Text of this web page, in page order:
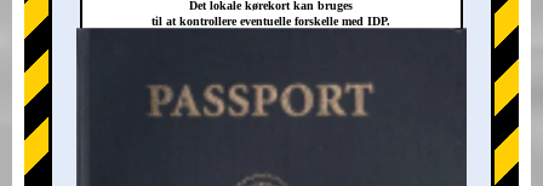
+
Det lokale kørekort kan bruges
til at kontrollere eventuelle forskelle med IDP.